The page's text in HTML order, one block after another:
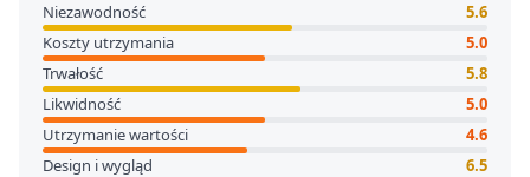
Niezawodność
5.6
Koszty utrzymania
5.0
Trwałość
5.8
Likwidność
5.0
Utrzymanie wartości
4.6
Design i wygląd
6.5